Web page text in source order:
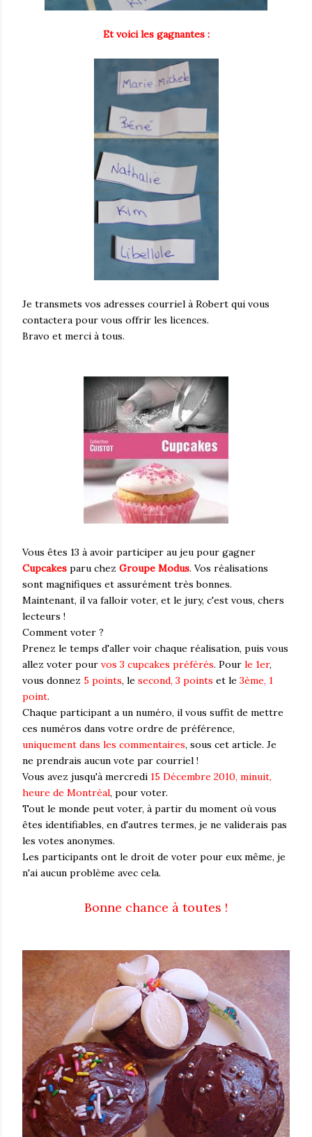
Et voici les gagnantes :
Je transmets vos adresses courriel à Robert qui vous
contactera pour vous offrir les licences.
Bravo et merci à tous.
Vous êtes 13 à avoir participer au jeu pour gagner
Cupcakes paru chez Groupe Modus. Vos réalisations
sont magnifiques et assurément très bonnes.
Maintenant, il va falloir voter, et le jury, c'est vous, chers
lecteurs !
Comment voter ?
Prenez le temps d'aller voir chaque réalisation, puis vous
allez voter pour vos 3 cupcakes préférés. Pour le 1er,
vous donnez 5 points, le second, 3 points et le 3ème, 1
point.
Chaque participant a un numéro, il vous suffit de mettre
ces numéros dans votre ordre de préférence,
uniquement dans les commentaires, sous cet article. Je
ne prendrais aucun vote par courriel !
Vous avez jusqu'à mercredi 15 Décembre 2010, minuit,
heure de Montréal, pour voter.
Tout le monde peut voter, à partir du moment où vous
êtes identifiables, en d'autres termes, je ne validerais pas
les votes anonymes.
Les participants ont le droit de voter pour eux même, je
n'ai aucun problème avec cela.
Bonne chance à toutes !